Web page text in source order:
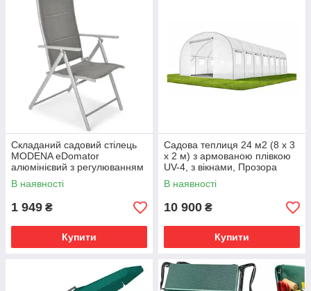
Складаний садовий стілець
MODENA eDomator
алюмінієвий з регулюванням
спинки, Срібний
В наявності
1 949 ₴
Купити
Садова теплиця 24 м2 (8 х 3
х 2 м) з армованою плівкою
UV-4, з вікнами, Прозора
В наявності
10 900 ₴
Купити